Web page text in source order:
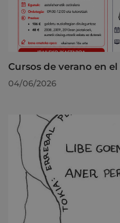
Cursos de verano en
04/06/2026